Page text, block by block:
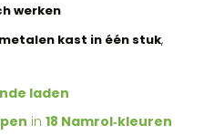
werken
metalen kast in één stuk,
laden
in 18 Namrol‑kleuren